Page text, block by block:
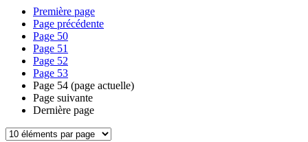
Première page
Page précédente
Page 50
Page 51
Page 52
Page 53
Page 54 (page actuelle)
Page suivante
Dernière page